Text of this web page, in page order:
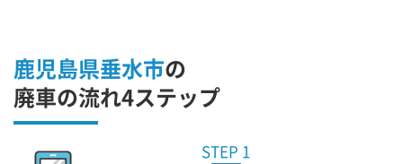
鹿児島県垂水市の
廃車の流れ4ステップ
STEP 1